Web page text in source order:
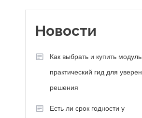
Новости
Как выбрать и купить
практический гид для
решения
Есть ли срок годности у